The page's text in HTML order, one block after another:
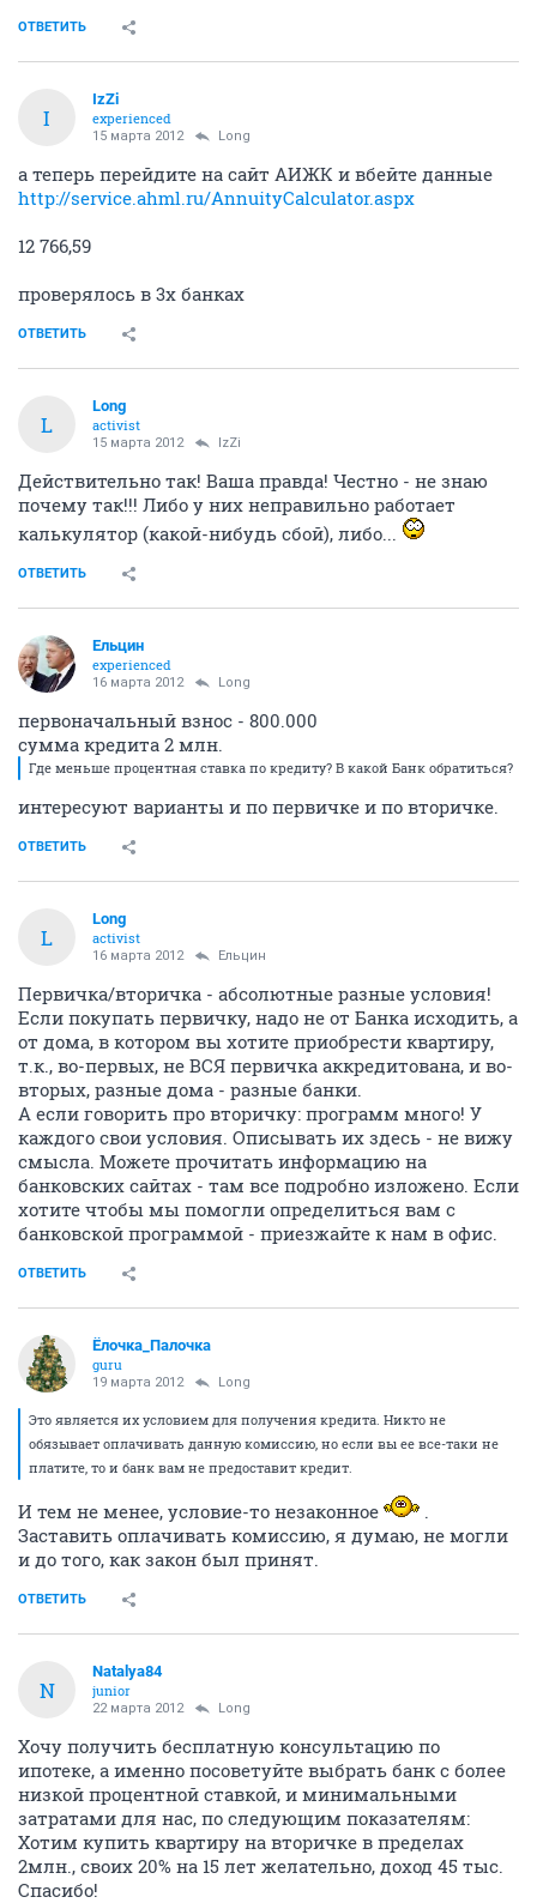
ОТВЕТИТЬ
I
IzZi
experienced
15 марта 2012 Long
а теперь перейдите на сайт АИЖК и вбейте данные
http://service.ahml.ru/AnnuityCalculator.aspx
12 766,59
проверялось в 3х банках
ОТВЕТИТЬ
L
Long
activist
15 марта 2012 IzZi
Действительно так! Ваша правда! Честно - не знаю
почему так!!! Либо у них неправильно работает
калькулятор (какой-нибудь сбой), либо...
ОТВЕТИТЬ
Ельцин
experienced
16 марта 2012 Long
первоначальный взнос - 800.000
сумма кредита 2 млн.
Где меньше процентная ставка по кредиту? В какой Банк обратиться?
интересуют варианты и по первичке и по вторичке.
ОТВЕТИТЬ
L
Long
activist
16 марта 2012 Ельцин
Первичка/вторичка - абсолютные разные условия!
Если покупать первичку, надо не от Банка исходить, а
от дома, в котором вы хотите приобрести квартиру,
т.к., во-первых, не ВСЯ первичка аккредитована, и во-
вторых, разные дома - разные банки.
А если говорить про вторичку: программ много! У
каждого свои условия. Описывать их здесь - не вижу
смысла. Можете прочитать информацию на
банковских сайтах - там все подробно изложено. Если
хотите чтобы мы помогли определиться вам с
банковской программой - приезжайте к нам в офис.
ОТВЕТИТЬ
Ёлочка_Палочка
guru
19 марта 2012 Long
Это является их условием для получения кредита. Никто не
обязывает оплачивать данную комиссию, но если вы ее все-таки не
платите, то и банк вам не предоставит кредит.
И тем не менее, условие-то незаконное
.
Заставить оплачивать комиссию, я думаю, не могли
и до того, как закон был принят.
ОТВЕТИТЬ
N
Natalya84
junior
22 марта 2012 Long
Хочу получить бесплатную консультацию по
ипотеке, а именно посоветуйте выбрать банк с более
низкой процентной ставкой, и минимальными
затратами для нас, по следующим показателям:
Хотим купить квартиру на вторичке в пределах
2млн., своих 20% на 15 лет желательно, доход 45 тыс.
Спасибо!